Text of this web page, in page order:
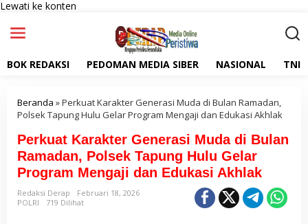
Lewati ke konten
BOK REDAKSI PEDOMAN MEDIA SIBER NASIONAL TNI
Beranda »Perkuat Karakter Generasi Muda di Bulan Ramadan,
Polsek Tapung Hulu Gelar Program Mengaji dan Edukasi Akhlak
Perkuat Karakter Generasi Muda di Bulan
Ramadan, Polsek Tapung Hulu Gelar
Program Mengaji dan Edukasi Akhlak
Redaksi Derap
Februari 18, 2026
POLRI
719 Dilihat